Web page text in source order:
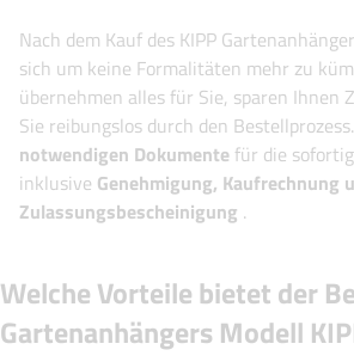
Nach dem Kauf des KIPP
sich um keine Formalitäten mehr zu
übernehmen alles für Sie, sparen Ihnen
Sie reibungslos durch den Bestellprozess.
notwendigen Dokumentefür die
inklusive Genehmigung, Kaufrechnung
Zulassungsbescheinigung .
Welche Vorteile bietet der
Gartenanhängers Modell